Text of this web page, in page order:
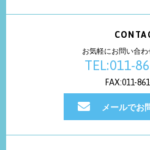
お気軽にお問い合わ
TEL:011-
FAX:011-
メールでお